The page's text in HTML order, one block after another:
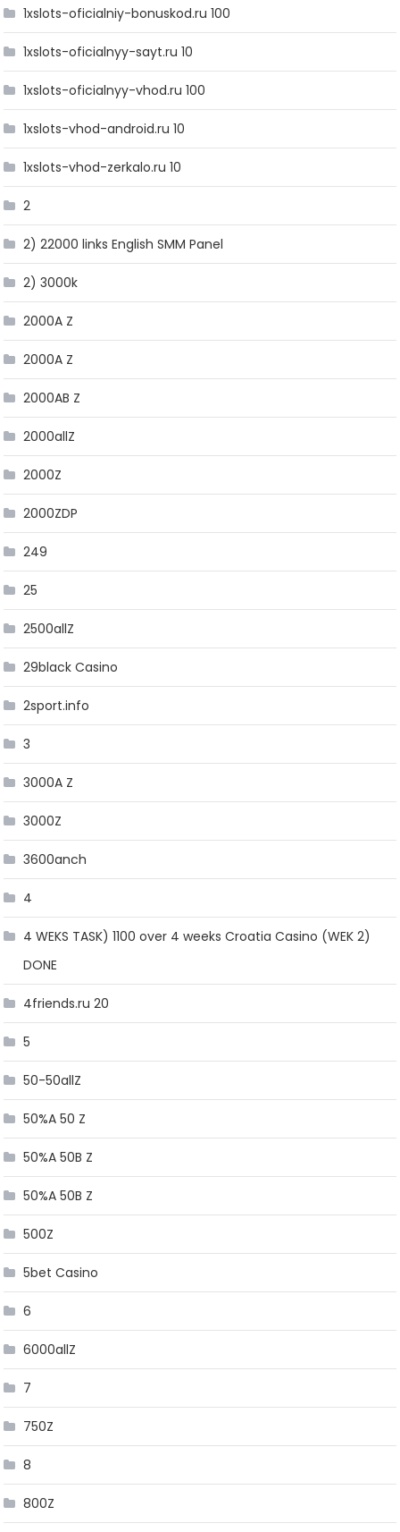
1xslots-oficialniy-bonuskod.ru 100
1xslots-oficialnyy-sayt.ru 10
1xslots-oficialnyy-vhod.ru 100
1xslots-vhod-android.ru 10
1xslots-vhod-zerkalo.ru 10
2
2) 22000 links English SMM Panel
2) 3000k
2000A Z
2000A Z
2000AB Z
2000allZ
2000Z
2000ZDP
249
25
2500allZ
29black Casino
2sport.info
3
3000A Z
3000Z
3600anch
4
4 WEKS TASK) 1100 over 4 weeks Croatia Casino (WEK 2)
DONE
4friends.ru 20
5
50-50allZ
50%A 50 Z
50%A 50B Z
50%A 50B Z
500Z
5bet Casino
6
6000allZ
7
750Z
8
800Z